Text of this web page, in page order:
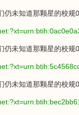
仍未知道那颗星的校规
仍未知道那颗星的校规
仍未知道那颗星的校规